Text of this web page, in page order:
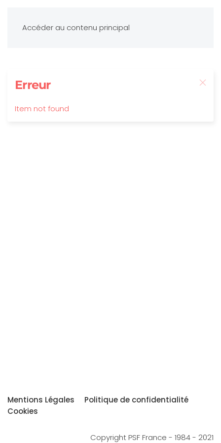
Accéder au contenu principal
Erreur
Item not found
Mentions Légales
Politique de confidentialité
Cookies
Copyright PSF France - 1984 - 2021